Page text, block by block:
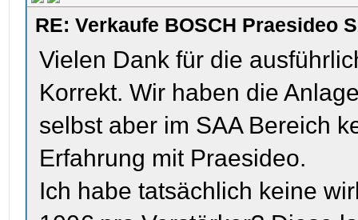
RE: Verkaufe BOSCH Praesideo
Vielen Dank für die
Korrekt. Wir haben die
selbst aber im SAA Bereich
Erfahrung mit Praesideo.
Ich habe tatsächlich keine